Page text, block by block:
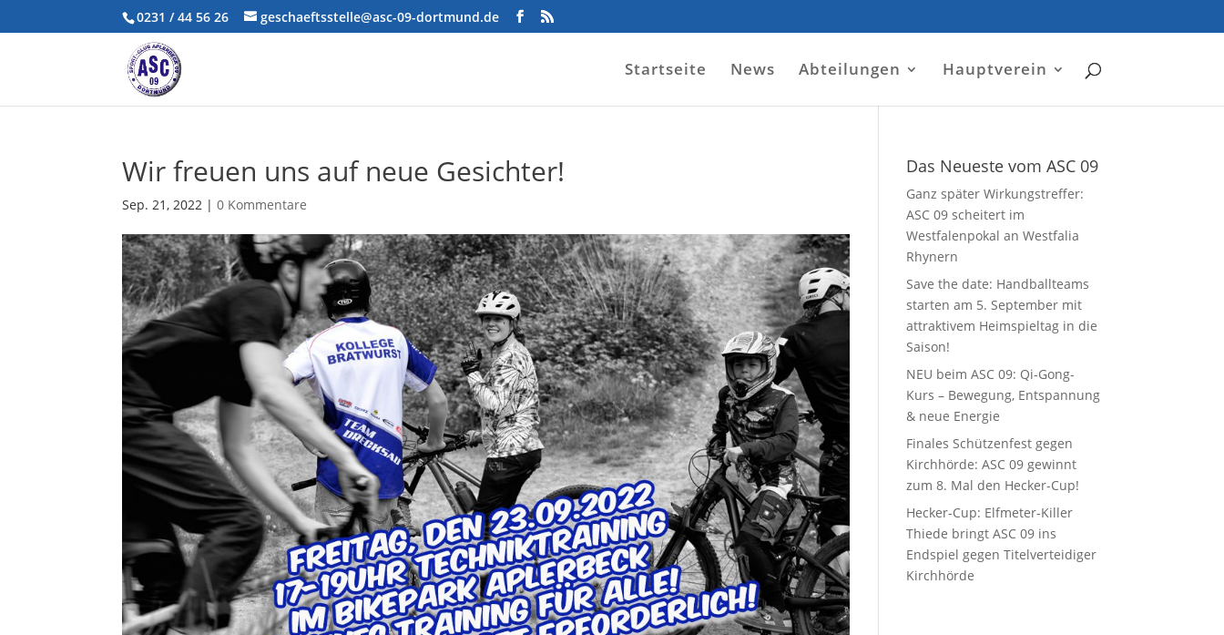
0231 / 44 56 26 geschaeftsstelle@asc-09-dortmund.de
Startseite News Abteilungen Hauptverein
Wir freuen uns auf neue Gesichter!
Sep. 21, 2022 |0 Kommentare
Das Neueste vom ASC 09
Ganz später Wirkungstreffer:
ASC 09 scheitert im
Westfalenpokal an Westfalia
Rhynern
Save the date: Handballteams
starten am 5. September mit
attraktivem Heimspieltag in die
Saison!
NEU beim ASC 09: Qi-Gong-
Kurs – Bewegung, Entspannung
& neue Energie
Finales Schützenfest gegen
Kirchhörde: ASC 09 gewinnt
zum 8. Mal den Hecker-Cup!
Hecker-Cup: Elfmeter-Killer
Thiede bringt ASC 09 ins
Endspiel gegen Titelverteidiger
Kirchhörde